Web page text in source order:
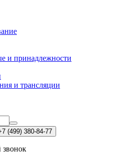
и принадлежности
и трансляции
(499) 380-84-77
звонок